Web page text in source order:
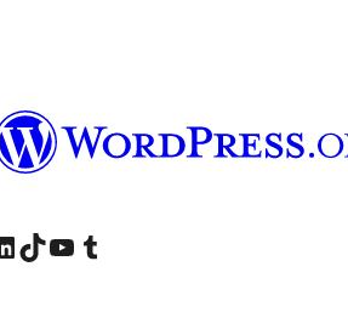
на Facebook
наш Instagram
нашу страницу в LinkedIn
Посетите нашу учётную запись в TikTok
Посетите наш канал YouTube
Посетите нашу учётную запись в Tumblr